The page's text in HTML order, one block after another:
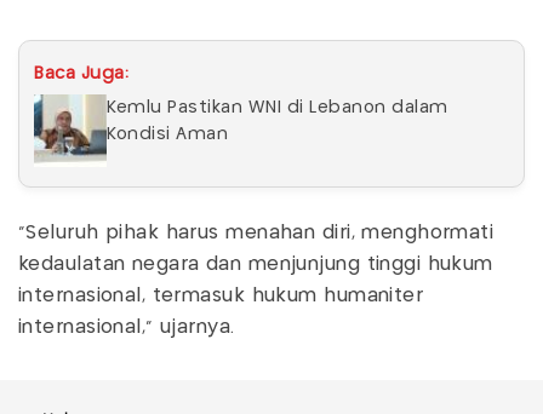
Baca Juga:
Kemlu Pastikan WNI di Lebanon dalam
Kondisi Aman
"Seluruh pihak harus menahan diri, menghormati
kedaulatan negara dan menjunjung tinggi hukum
internasional, termasuk hukum humaniter
internasional," ujarnya.